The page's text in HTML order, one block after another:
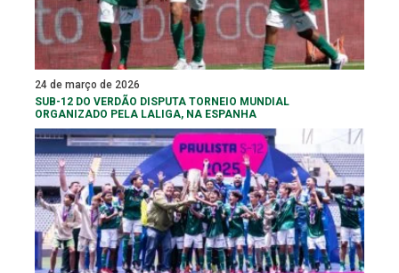
24 de março de 2026
SUB-12 DO VERDÃO DISPUTA TORNEIO MUNDIAL
ORGANIZADO PELA LALIGA, NA ESPANHA